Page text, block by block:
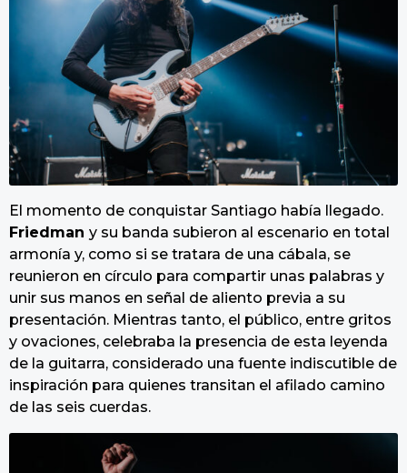
El momento de conquistar Santiago había llegado.
Friedman y su banda subieron al escenario en total
armonía y, como si se tratara de una cábala, se
reunieron en círculo para compartir unas palabras y
unir sus manos en señal de aliento previa a su
presentación. Mientras tanto, el público, entre gritos
y ovaciones, celebraba la presencia de esta leyenda
de la guitarra, considerado una fuente indiscutible de
inspiración para quienes transitan el afilado camino
de las seis cuerdas.